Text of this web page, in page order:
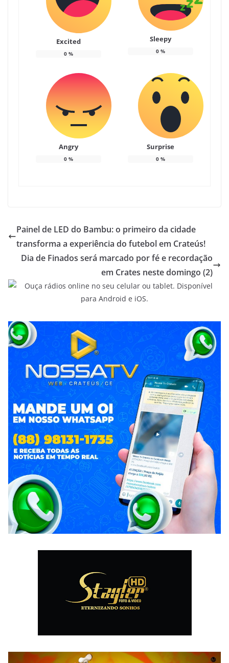
Excited
0%
Sleepy
0 %
Angry
0%
Surprise
0 %
Painel de LED do Bambu: o primeiro da cidade
transforma a experiência do futebol em Crateús!
Dia de Finados será marcado por fé e recordação
em Crates neste domingo (2)